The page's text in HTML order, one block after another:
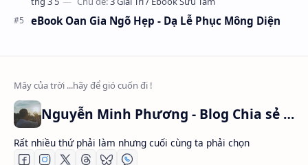
eBook Oan Gia Ngõ Hẹp - Dạ Lễ Phục Mông Diện
Nguyễn Minh Phương - Blog Chia sẻ Kiến thức Chứng khoán & Tài liệu Toán học
Rất nhiều thứ phải làm nhưng cuối cùng ta phải chọn